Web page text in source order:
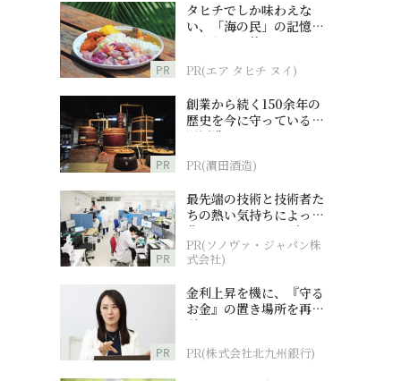
PR
タヒチでしか味わえな
い、「海の民」の記憶へ
とつながる旅
PR(エア タヒチ ヌイ)
PR
創業から続く150余年の
歴史を今に守っている濵
田酒造
PR(濵田酒造)
PR
最先端の技術と技術者た
ちの熱い気持ちによって
作られているオーダーメ
イド補聴器
PR(ソノヴァ・ジャパン株
式会社)
PR
金利上昇を機に、『守る
お金』の置き場所を再検
討
PR(株式会社北九州銀行)